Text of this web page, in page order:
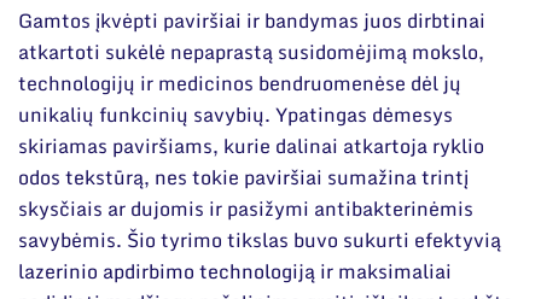
Narystė nacionalinėse ir tarptautinėse
organizacijose bei asociacijose
Ilgalaikės programos
Moksliniai skyriai
Mokslinės publikacijos
Mokslo projektai
Patentai
Gamtos įkvėpti paviršiai ir bandymas juos dirbtinai
atkartoti sukėlė nepaprastą susidomėjimą mokslo,
technologijų ir medicinos bendruomenėse dėl jų
unikalių funkcinių savybių. Ypatingas dėmesys
skiriamas paviršiams, kurie dalinai atkartoja ryklio
odos tekstūrą, nes tokie paviršiai sumažina trintį
skysčiais ar dujomis ir pasižymi antibakterinėmis
savybėmis. Šio tyrimo tikslas buvo sukurti efektyvią
lazerinio apdirbimo technologiją ir maksimaliai